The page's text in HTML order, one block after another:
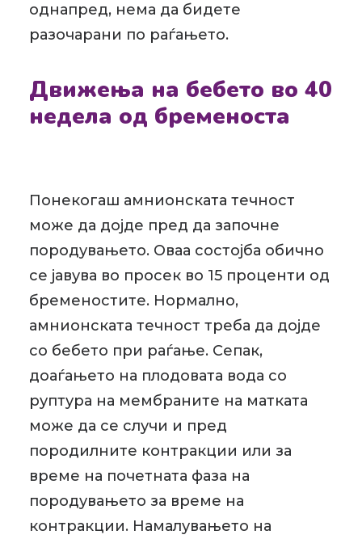
однапред, нема да бидете
разочарани по раѓањето.
Движења на бебето во 40
недела од бременоста
Понекогаш амнионската течност
може да дојде пред да започне
породувањето. Оваа состојба обично
се јавува во просек во 15 проценти од
бременостите. Нормално,
амнионската течност треба да дојде
со бебето при раѓање. Сепак,
доаѓањето на плодовата вода со
руптура на мембраните на матката
може да се случи и пред
породилните контракции или за
време на почетната фаза на
породувањето за време на
контракции. Намалувањето на